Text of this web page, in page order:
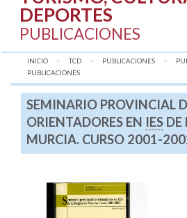
DEPORTES
PUBLICACIONES
INICIO TCD PUBLICACIONES
AQUÍ:
PUBLICACIONES
SEMINARIO PROVINCIAL
ORIENTADORES EN IESDE
MURCIA. CURSO 2001-